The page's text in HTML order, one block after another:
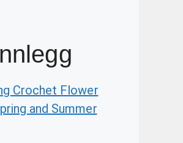
Crochet Flower
and Summer